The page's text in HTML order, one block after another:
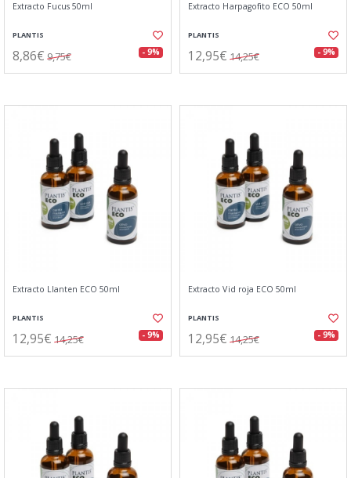
Extracto Fucus 50ml
PLANTIS
8,86€ 9,75€ - 9%
Extracto Harpagofito ECO 50ml
PLANTIS
12,95€ 14,25€ - 9%
Extracto Llanten ECO 50ml
PLANTIS
12,95€ 14,25€ - 9%
Extracto Vid roja ECO 50ml
PLANTIS
12,95€ 14,25€ - 9%